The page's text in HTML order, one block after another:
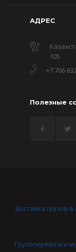
АДРЕС
105
+7 706
Полезные
Доставка грузов
Грузоперевозки